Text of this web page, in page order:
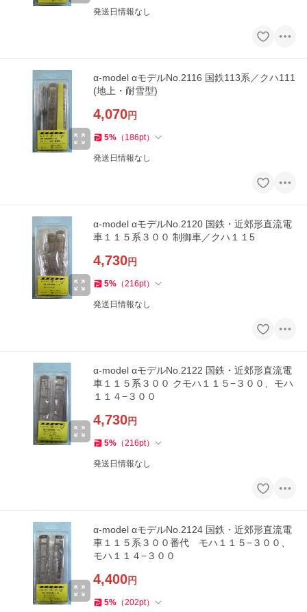
発送日情報なし
α-model αモデルNo.2116 国鉄113系／クハ111
(地上・耐雪型)
4,070円
5% （ 186pt）
発送日情報なし
α-model αモデルNo.2120 国鉄・近郊形直流電
車１１５系３００ 制御車／クハ１１5
4,730円
5% （216pt）
発送日情報なし
α-model αモデルNo.2122 国鉄・近郊形直流電
車１１５系３００ クモハ１１５−３００、モハ
１１４−３００
4,730円
5% （216pt）
発送日情報なし
α-model αモデルNo.2124 国鉄・近郊形直流電
車１１５系３００番代 モハ１１５−３００、
モハ１１４−３００
4,400円
5% （202pt）